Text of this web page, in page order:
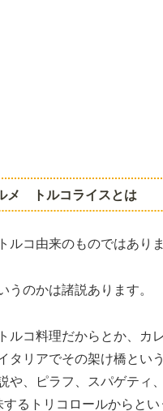
メ トルコライスとは
ルコ由来のものではありま
うのかは諸説あります。
ルコ料理だからとか、カ
タリアでその架け橋とい
や、ピラフ、スパゲティ
るトリコロールからとい